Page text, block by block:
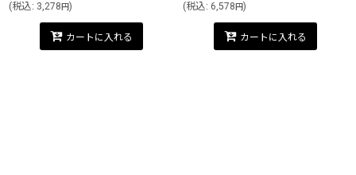
(税込: 3,278 円)
カートに入れる
(税込: 6,578 円)
カートに入れる